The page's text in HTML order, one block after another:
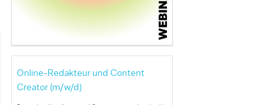
Online-Redakteur und Content
Creator (m/w/d)